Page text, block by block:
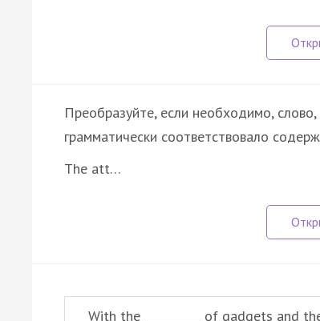
Преобразуйте, если необходимо,
грамматически соответствовало
The att…
With the __________ of gadgets and